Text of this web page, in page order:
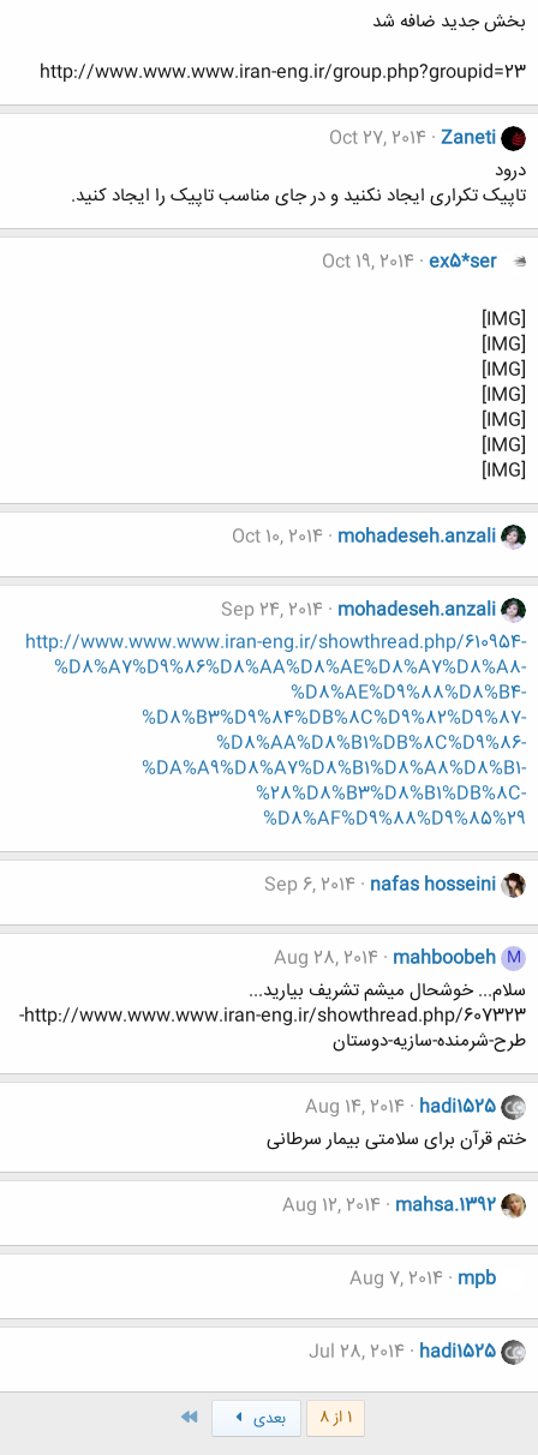
بخش جديد ضافه شد
http://www.www.www.iran-eng.ir/group.php?groupid=23
Zaneti
Oct 27, 2014
درود
تاپیک تکراری ایجاد نکنید و در جای مناسب تاپیک را ایجاد کنید.
ex5*ser
Oct 19, 2014
[IMG]
[IMG]
[IMG]
[IMG]
[IMG]
[IMG]
[IMG]
mohadeseh.anzali
Oct 10, 2014
mohadeseh.anzali
Sep 24, 2014
http://www.www.www.iran-eng.ir/showthread.php/610954-
%D8%A7%D9%86%D8%AA%D8%AE%D8%A7%D8%A8-
%D8%AE%D9%88%D8%B4-
%D8%B3%D9%84%DB%8C%D9%82%D9%87-
%D8%AA%D8%B1%DB%8C%D9%86-
%DA%A9%D8%A7%D8%B1%D8%A8%D8%B1-
%28%D8%B3%D8%B1%DB%8C-
%D8%AF%D9%88%D9%85%29
nafas hosseini
Sep 6, 2014
M
mahboobeh
Aug 28, 2014
سلام... خوشحال میشم تشریف بیارید...
http://www.www.www.iran-eng.ir/showthread.php/607323-
طرح-شرمنده-سازیه-دوستان
hadi1525
Aug 14, 2014
ختم قرآن برای سلامتی بیمار سرطانی
mahsa.1392
Aug 12, 2014
mpb
Aug 7, 2014
hadi1525
Jul 28, 2014
1 از 8 بعدی